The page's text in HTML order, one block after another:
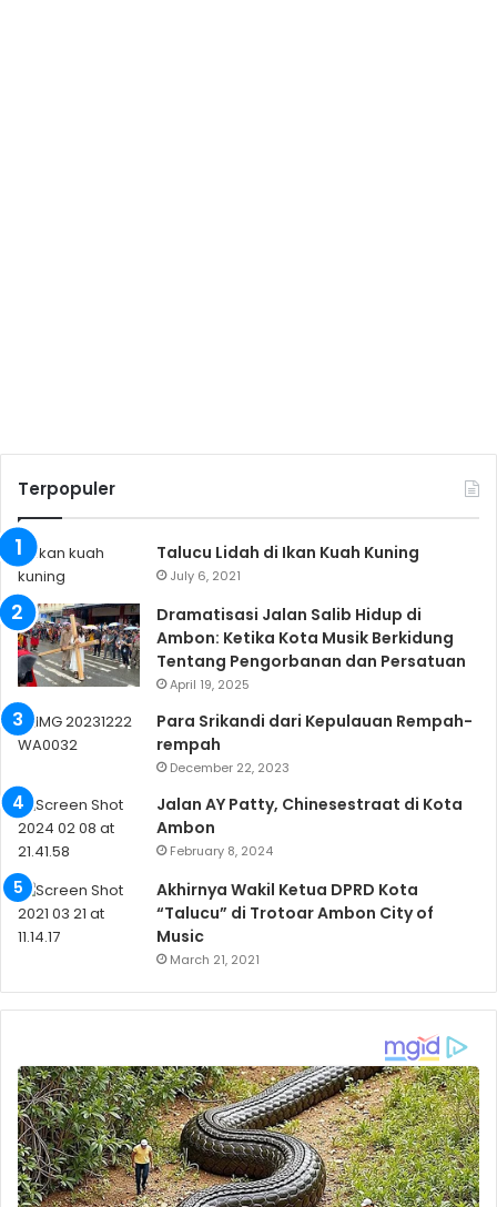
Terpopuler
Talucu Lidah di Ikan Kuah Kuning
July 6, 2021
Dramatisasi Jalan Salib Hidup di
Ambon: Ketika Kota Musik Berkidung
Tentang Pengorbanan dan Persatuan
April 19, 2025
Para Srikandi dari Kepulauan Rempah-
rempah
December 22, 2023
Jalan AY Patty, Chinesestraat di Kota
Ambon
February 8, 2024
Akhirnya Wakil Ketua DPRD Kota
“Talucu” di Trotoar Ambon City of
Music
March 21, 2021